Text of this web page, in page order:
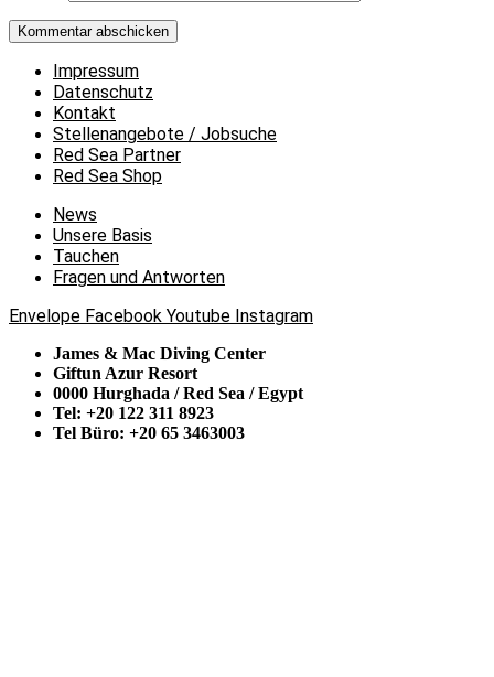
Impressum
Datenschutz
Kontakt
Stellenangebote / Jobsuche
Red Sea Partner
Red Sea Shop
News
Unsere Basis
Tauchen
Fragen und Antworten
Envelope Facebook Youtube Instagram
James & Mac Diving Center
Giftun Azur Resort
0000 Hurghada / Red Sea / Egypt
Tel: +20 122 311 8923
Tel Büro: +20 65 3463003